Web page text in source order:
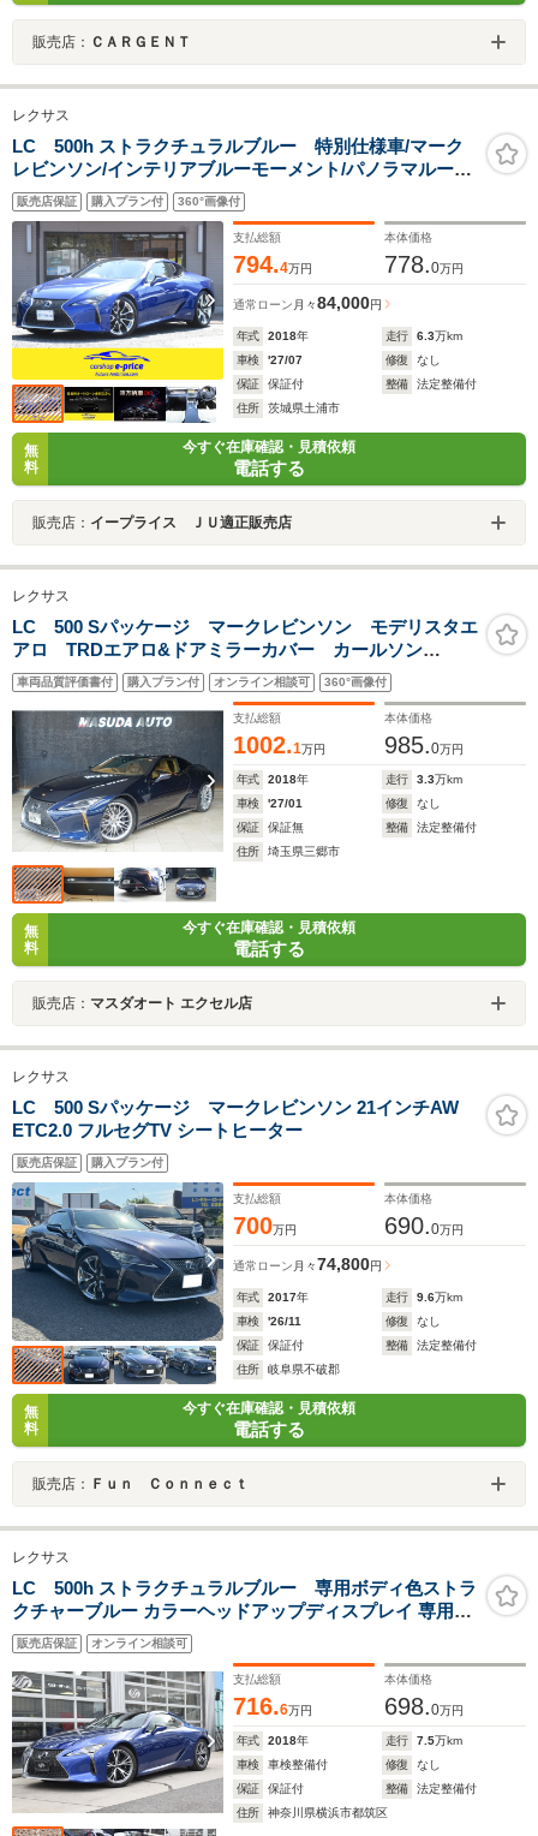
販売店： ＣＡＲＧＥＮＴ
レクサス
LC 500h ストラクチュラルブルー 特別仕様車/マーク
レビンソン/インテリアブルーモーメント/パノラマルーフ/
純正ナビ/地デジ/バックモニター/カラーヘッドアップディ
スプレイ/LEXUSセーフティシステムプラス/ホワイトレザ
ーシート/ヒーター/クーラー
販売店保証 購入プラン付 360°画像付
支払総額
794.4万円
本体価格
778.0万円
通常ローン 月々84,000円
年式 2018年 走行 6.3万km
車検
'27/07 修復
なし
保証
保証付 整備
法定整備付
住所
茨城県土浦市
無
料
今すぐ在庫確認・見積依頼
電話する
販売店： イープライス ＪＵ適正販売店
レクサス
LC 500 Sパッケージ マークレビンソン モデリスタエ
アロ TRDエアロ&ドアミラーカバー カールソン
21AW OPドラレコ カラーHUD ステアリングヒータ
ー オーカー内装 社外デジタルインナーミラー&前後ド
ラレコ
車両品質評価書付 購入プラン付 オンライン相談可 360°画像付
支払総額
1002.1万円
本体価格
985.0万円
年式 2018年 走行 3.3万km
車検
'27/01 修復
なし
保証
保証無 整備
法定整備付
住所
埼玉県三郷市
無
料
今すぐ在庫確認・見積依頼
電話する
販売店： マスダオート エクセル店
レクサス
LC 500 Sパッケージ マークレビンソン 21インチAW
ETC2.0 フルセグTV シートヒーター
販売店保証 購入プラン付
支払総額
700万円
本体価格
690.0万円
通常ローン 月々74,800円
年式 2017年 走行 9.6万km
車検
'26/11 修復
なし
保証
保証付 整備
法定整備付
住所
岐阜県不破郡
無
料
今すぐ在庫確認・見積依頼
電話する
販売店： Ｆｕｎ Ｃｏｎｎｅｃｔ
レクサス
LC 500h ストラクチュラルブルー 専用ボディ色ストラ
クチャーブルー カラーヘッドアップディスプレイ 専用ロ
ゴカーボン製スカッフプレート マークレビンソンサウン
ド13スピーカー ステアリングヒーター アルカンターラル
ーフ ブルーモーメント内装
販売店保証 オンライン相談可
支払総額
716.6万円
本体価格
698.0万円
年式 2018年 走行 7.5万km
車検
車検整備付 修復
なし
保証
保証付 整備
法定整備付
住所
神奈川県横浜市都筑区